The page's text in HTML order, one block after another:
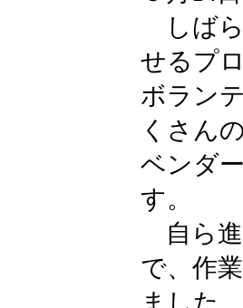
しばら
せるプ
ボラン
くさん
ベンダ
す。
自ら進
で、作
ました